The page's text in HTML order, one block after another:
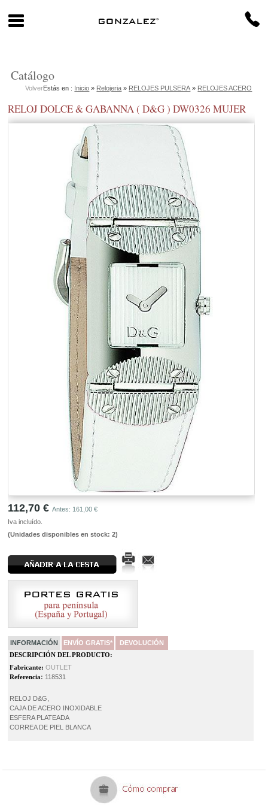
Catálogo
Estás en : Inicio » Relojeria » RELOJES PULSERA » RELOJES ACERO
Volver
RELOJ DOLCE & GABANNA ( D&G ) DW0326 MUJER
112,70 € Antes: 161,00 €
Iva incluído.
(Unidades disponibles en stock: 2)
INFORMACIÓN ENVÍO GRATIS*
DEVOLUCIÓN
DESCRIPCIÓN DEL PRODUCTO:
Fabricante:OUTLET
Referencia: 118531
RELOJ D&G,
CAJA DE ACERO INOXIDABLE
ESFERA PLATEADA
CORREA DE PIEL BLANCA